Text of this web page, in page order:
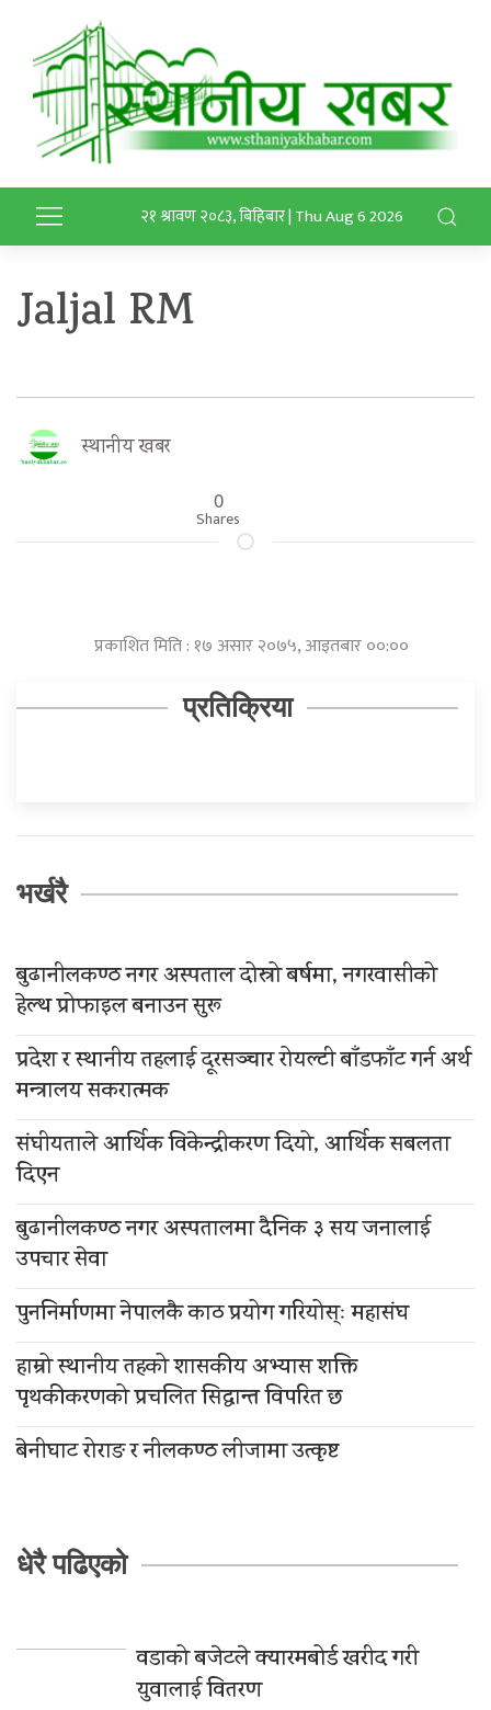
२१ श्रावण २०८३, बिहिबार | Thu Aug 6 2026
Jaljal RM
स्थानीय खबर
0
Shares
प्रकाशित मिति : १७ असार २०७५, आइतबार ००:००
प्रतिक्रिया
भर्खरै
बुढानीलकण्ठ नगर अस्पताल दोस्रो बर्षमा, नगरवासीको
हेल्थ प्रोफाइल बनाउन सुरू
प्रदेश र स्थानीय तहलाई दूरसञ्चार रोयल्टी बाँडफाँट गर्न अर्थ
मन्त्रालय सकरात्मक
संघीयताले आर्थिक विकेन्द्रीकरण दियो, आर्थिक सबलता
दिएन
बुढानीलकण्ठ नगर अस्पतालमा दैनिक ३ सय जनालाई
उपचार सेवा
पुननिर्माणमा नेपालकै काठ प्रयोग गरियोस्ः महासंघ
हाम्रो स्थानीय तहको शासकीय अभ्यास शक्ति
पृथकीकरणको प्रचलित सिद्धान्त विपरित छ
बेनीघाट रोराङ र नीलकण्ठ लीजामा उत्कृष्ट
धेरै पढिएको
वडाको बजेटले क्यारमबोर्ड खरीद गरी
युवालाई वितरण